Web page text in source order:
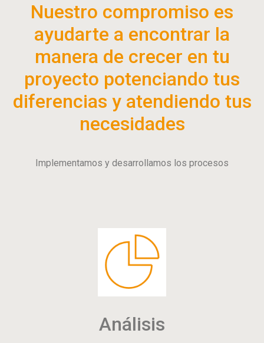
Nuestro compromiso es
ayudarte a encontrar la
manera de crecer en tu
proyecto potenciando tus
diferencias y atendiendo tus
necesidades
Implementamos y desarrollamos los procesos
Análisis